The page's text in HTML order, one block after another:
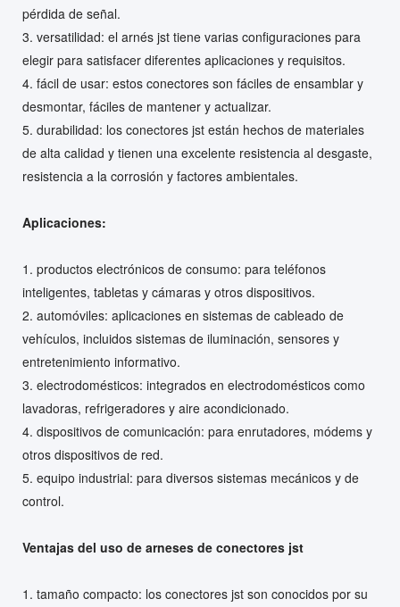
pérdida de señal.
3. versatilidad: el arnés jst tiene varias configuraciones para
elegir para satisfacer diferentes aplicaciones y requisitos.
4. fácil de usar: estos conectores son fáciles de ensamblar y
desmontar, fáciles de mantener y actualizar.
5. durabilidad: los conectores jst están hechos de materiales
de alta calidad y tienen una excelente resistencia al desgaste,
resistencia a la corrosión y factores ambientales.
Aplicaciones:
1. productos electrónicos de consumo: para teléfonos
inteligentes, tabletas y cámaras y otros dispositivos.
2. automóviles: aplicaciones en sistemas de cableado de
vehículos, incluidos sistemas de iluminación, sensores y
entretenimiento informativo.
3. electrodomésticos: integrados en electrodomésticos como
lavadoras, refrigeradores y aire acondicionado.
4. dispositivos de comunicación: para enrutadores, módems y
otros dispositivos de red.
5. equipo industrial: para diversos sistemas mecánicos y de
control.
Ventajas del uso de arneses de conectores jst
1. tamaño compacto: los conectores jst son conocidos por su